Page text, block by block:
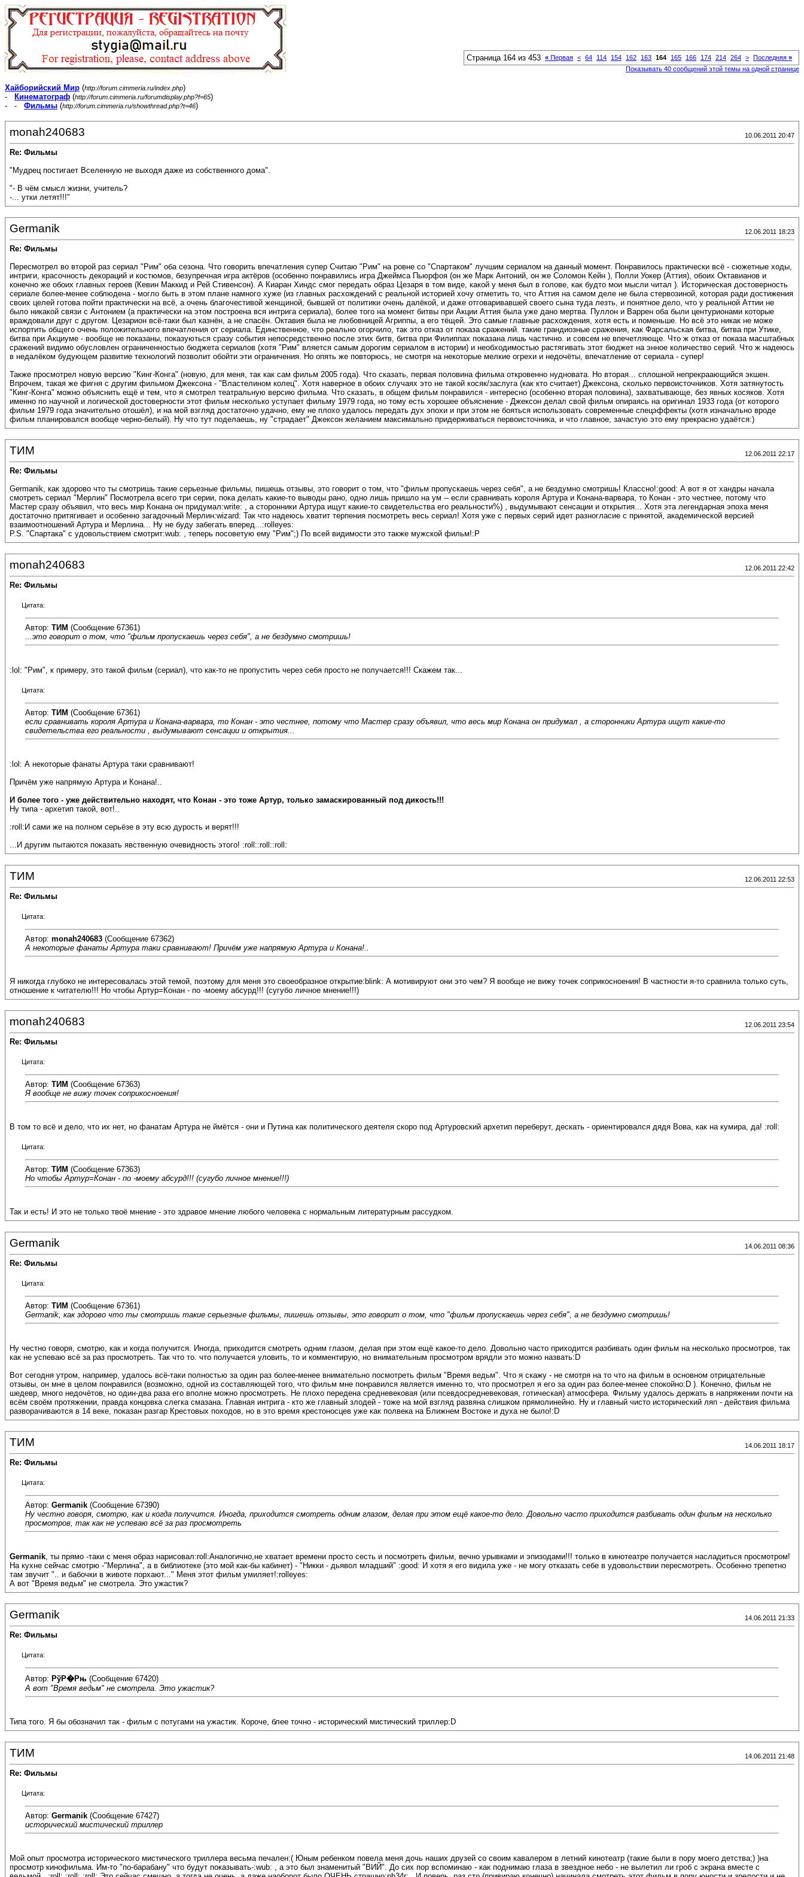
Страница 164 из 453 « Первая < 64 114 154 162 163 164 165 166 174 214 264 > Последняя »
Показывать 40 сообщений этой темы на одной странице
Хайборийский Мир (http://forum.cimmeria.ru/index.php)
-
Кинематограф (http://forum.cimmeria.ru/forumdisplay.php?f=65)
- - Фильмы (http://forum.cimmeria.ru/showthread.php?t=46)
monah240683 10.06.2011 20:47
Re: Фильмы
"Мудрец постигает Вселенную не выходя даже из собственного дома".
"- В чём смысл жизни, учитель?
-... утки летят!!!"
Germanik 12.06.2011 18:23
Re: Фильмы
Пересмотрел во второй раз сериал "Рим" оба сезона. Что говорить впечатления супер Считаю "Рим" на ровне со "Спартаком" лучшим сериалом на данный момент. Понравилось практически всё - сюжетные ходы,
интриги, красочность декораций и костюмов, безупречная игра актёров (особенно понравились игра Джеймса Пьюрфоя (он же Марк Антоний, он же Соломон Кейн ), Полли Уокер (Аттия), обоих Октавианов и
конечно же обоих главных героев (Кевин Маккид и Рей Стивенсон). А Киаран Хиндс смог передать образ Цезаря в том виде, какой у меня был в голове, как будто мои мысли читал ). Историческая достоверность
сериале более-менее соблюдена - могло быть в этом плане намного хуже (из главных расхождений с реальной историей хочу отметить то, что Аттия на самом деле не была стервозиной, которая ради достижения
своих целей готова пойти практически на всё, а очень благочестивой женщиной, бывшей от политики очень далёкой, и даже отговаривавшей своего сына туда лезть, и понятное дело, что у реальной Аттии не
было никакой связи с Антонием (а практически на этом построена вся интрига сериала), более того на момент битвы при Акции Аттия была уже дано мертва. Пуллон и Варрен оба были центурионами которые
враждовали друг с другом. Цезарион всё-таки был казнён, а не спасён. Октавия была не любовницей Агриппы, а его тёщей. Это самые главные расхождения, хотя есть и поменьше. Но всё это никак не може
испортить общего очень положительного впечатления от сериала. Единственное, что реально огорчило, так это отказ от показа сражений. такие грандиозные сражения, как Фарсальская битва, битва при Утике,
битва при Акциуме - вообще не показаны, показуються сразу события непосредственно после этих битв, битва при Филиппах показана лишь частично. и совсем не впечетляюще. Что ж отказ от показа масштабных
сражений видимо обусловлен ограниченностью бюджета сериалов (хотя "Рим" вляется самым дорогим сериалом в истории) и необходимостью растягивать этот бюджет на энное количество серий. Что ж надеюсь
в недалёком будующем развитие технологий позволит обойти эти ограничения. Но опять же повторюсь, не смотря на некоторые мелкие огрехи и недочёты, впечатление от сериала - супер!
Также просмотрел новую версию "Кинг-Конга" (новую, для меня, так как сам фильм 2005 года). Что сказать, первая половина фильма откровенно нудновата. Но вторая... сплошной непрекраающийся экшен.
Впрочем, такая же фигня с другим фильмом Джексона - "Властелином колец". Хотя наверное в обоих случаях это не такой косяк/заслуга (как кто считает) Джексона, сколько первоисточников. Хотя затянутость
"Кинг-Конга" можно объяснить ещё и тем, что я смотрел театральную версию фильма. Что сказать, в общем фильм понравился - интересно (особенно вторая половина), захватывающе, без явных косяков. Хотя
именно по научной и логической достоверности этот фильм несколько уступает фильму 1979 года, но тому есть хорошее объяснение - Джексон делал свой фильм опираясь на оригинал 1933 года (от которого
фильм 1979 года значительно отошёл), и на мой взгляд достаточно удачно, ему не плохо удалось передать дух эпохи и при этом не бояться использовать современные спецэффекты (хотя изначально вроде
фильм планировался вообще черно-белый). Ну что тут поделаешь, ну "страдает" Джексон желанием максимально придерживаться первоисточника, и что главное, зачастую это ему прекрасно удаётся:)
ТИМ 12.06.2011 22:17
Re: Фильмы
Germanik, как здорово что ты смотришь такие серьезные фильмы, пишешь отзывы, это говорит о том, что "фильм пропускаешь через себя", а не бездумно смотришь! Классно!:good: А вот я от хандры начала
смотреть сериал "Мерлин" Посмотрела всего три серии, пока делать какие-то выводы рано, одно лишь пришло на ум -- если сравнивать короля Артура и Конана-варвара, то Конан - это честнее, потому что
Мастер сразу объявил, что весь мир Конана он придумал:write: , а сторонники Артура ищут какие-то свидетельства его реальности%) , выдумывают сенсации и открытия... Хотя эта легендарная эпоха меня
достаточно притягивает и особенно загадочный Мерлин:wizard: Так что надеюсь хватит терпения посмотреть весь сериал! Хотя уже с первых серий идет разногласие с принятой, академической версией
взаимоотношений Артура и Мерлина... Ну не буду забегать вперед...:rolleyes:
P.S. "Спартака" с удовольствием смотрит:wub: , теперь посоветую ему "Рим";) По всей видимости это также мужской фильм!:P
monah240683 12.06.2011 22:42
Re: Фильмы
Цитата:
Автор: ТИМ (Сообщение 67361)
...это говорит о том, что "фильм пропускаешь через себя", а не бездумно смотришь!
:lol: "Рим", к примеру, это такой фильм (сериал), что как-то не пропустить через себя просто не получается!!! Скажем так...
Цитата:
Автор: ТИМ (Сообщение 67361)
если сравнивать короля Артура и Конана-варвара, то Конан - это честнее, потому что Мастер сразу объявил, что весь мир Конана он придумал , а сторонники Артура ищут какие-то
свидетельства его реальности , выдумывают сенсации и открытия...
:lol: А некоторые фанаты Артура таки сравнивают!
Причём уже напрямую Артура и Конана!..
И более того - уже действительно находят, что Конан - это тоже Артур, только замаскированный под дикость!!!
Ну типа - архетип такой, вот!..
:roll:И сами же на полном серьёзе в эту всю дурость и верят!!!
...И другим пытаются показать явственную очевидность этого! :roll::roll::roll:
ТИМ 12.06.2011 22:53
Re: Фильмы
Цитата:
Автор: monah240683 (Сообщение 67362)
А некоторые фанаты Артура таки сравнивают! Причём уже напрямую Артура и Конана!..
Я никогда глубоко не интересовалась этой темой, поэтому для меня это своеобразное открытие:blink: А мотивируют они это чем? Я вообще не вижу точек соприкосноения! В частности я-то сравнила только суть,
отношение к читателю!!! Но чтобы Артур=Конан - по -моему абсурд!!! (сугубо личное мнение!!!)
monah240683 12.06.2011 23:54
Re: Фильмы
Цитата:
Автор: ТИМ (Сообщение 67363)
Я вообще не вижу точек соприкосноения!
В том то всё и дело, что их нет, но фанатам Артура не ймётся - они и Путина как политического деятеля скоро под Артуровский архетип переберут, дескать - ориентировался дядя Вова, как на кумира, да! :roll:
Цитата:
Автор: ТИМ (Сообщение 67363)
Но чтобы Артур=Конан - по -моему абсурд!!! (сугубо личное мнение!!!)
Так и есть! И это не только твоё мнение - это здравое мнение любого человека с нормальным литературным рассудком.
Germanik 14.06.2011 08:36
Re: Фильмы
Цитата:
Автор: ТИМ (Сообщение 67361)
Germanik, как здорово что ты смотришь такие серьезные фильмы, пишешь отзывы, это говорит о том, что "фильм пропускаешь через себя", а не бездумно смотришь!
Ну честно говоря, смотрю, как и когда получится. Иногда, приходится смотреть одним глазом, делая при этом ещё какое-то дело. Довольно часто приходится разбивать один фильм на несколько просмотров, так
как не успеваю всё за раз просмотреть. Так что то. что получается уловить, то и комментирую, но внимательным просмотром врядли это можно назвать:D
Вот сегодня утром, например, удалось всё-таки полностью за один раз более-менее внимательно посмотреть фильм "Время ведьм". Что я скажу - не смотря на то что на фильм в основном отрицательные
отзывы, он мне в целом понравился (возможно, одной из составляющей того, что фильм мне понравился является именно то, что просмотрел я его за один раз более-менее спокойно:D ). Конечно, фильм не
шедевр, много недочётов, но один-два раза его вполне можно просмотреть. Не плохо передена средневековая (или псевдосредневековая, готическая) атмосфера. Фильму удалось держать в напряжении почти на
всём своём протяжении, правда концовка слегка смазана. Главная интрига - кто же главный злодей - тоже на мой взгляд развяна слишком прямолинейно. Ну и главный чисто исторический ляп - действия фильма
разворачиваются в 14 веке, показан разгар Крестовых походов, но в это время крестоносцев уже как полвека на Ближнем Востоке и духа не было!:D
ТИМ 14.06.2011 18:17
Re: Фильмы
Цитата:
Автор: Germanik (Сообщение 67390)
Ну честно говоря, смотрю, как и когда получится. Иногда, приходится смотреть одним глазом, делая при этом ещё какое-то дело. Довольно часто приходится разбивать один фильм на несколько
просмотров, так как не успеваю всё за раз просмотреть
Germanik, ты прямо -таки с меня образ нарисовал:roll:Аналогично,не хватает времени просто сесть и посмотреть фильм, вечно урывками и эпизодами!!! только в кинотеатре получается насладиться просмотром!
На кухне сейчас смотрю -"Мерлина", а в библиотеке (это мой как-бы кабинет) - "Никки - дьявол младший" :good: И хотя я его видила уже - не могу отказать себе в удовольствии пересмотреть. Особенно трепетно
там звучит ".. и бабочки в животе порхают..." Меня этот фильм умиляет!:rolleyes:
А вот "Время ведьм" не смотрела. Это ужастик?
Germanik 14.06.2011 21:33
Re: Фильмы
Цитата:
Автор: РўР�Рњ (Сообщение 67420)
А вот "Время ведьм" не смотрела. Это ужастик?
Типа того. Я бы обозначил так - фильм с потугами на ужастик. Короче, блее точно - исторический мистический триллер:D
ТИМ 14.06.2011 21:48
Re: Фильмы
Цитата:
Автор: Germanik (Сообщение 67427)
исторический мистический триллер
Мой опыт просмотра исторического мистического триллера весьма печален:( Юным ребенком повела меня дочь наших друзей со своим кавалером в летний кинотеатр (такие были в пору моего детства;) )на
просмотр кинофильма. Им-то "по-барабану" что будут показывать-:wub: , а это был знаменитый "ВИЙ". До сих пор вспоминаю - как поднимаю глаза в звездное небо - не вылетил ли гроб с экрана вместе с